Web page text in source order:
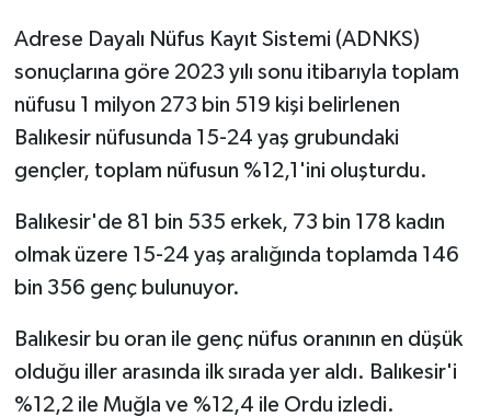
Adrese Dayalı Nüfus Kayıt Sistemi (ADNKS)
sonuçlarına göre 2023 yılı sonu itibarıyla toplam
nüfusu 1 milyon 273 bin 519 kişi belirlenen
Balıkesir nüfusunda 15-24 yaş grubundaki
gençler, toplam nüfusun %12,1'ini oluşturdu.
Balıkesir'de 81 bin 535 erkek, 73 bin 178 kadın
olmak üzere 15-24 yaş aralığında toplamda 146
bin 356 genç bulunuyor.
Balıkesir bu oran ile genç nüfus oranının en düşük
olduğu iller arasında ilk sırada yer aldı. Balıkesir'i
%12,2 ile Muğla ve %12,4 ile Ordu izledi.